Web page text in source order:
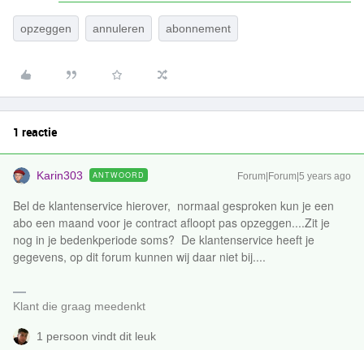
opzeggen annuleren abonnement
1 reactie
Karin303 ANTWOORD Forum|Forum|5 years ago
Bel de klantenservice hierover, normaal gesproken kun je een
abo een maand voor je contract afloopt pas opzeggen....Zit je
nog in je bedenkperiode soms? De klantenservice heeft je
gegevens, op dit forum kunnen wij daar niet bij....
Klant die graag meedenkt
1 persoon vindt dit leuk